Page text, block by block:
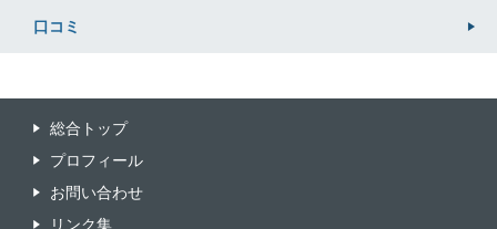
口コミ
総合トップ
プロフィール
お問い合わせ
リンク集